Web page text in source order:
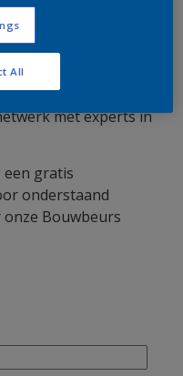
Polyfilla PRO. Kom
de toekomst
ons van 3-7
stand C026 in Hal
presentaties van
met experts in
een gratis
onderstaand
Bouwbeurs
All